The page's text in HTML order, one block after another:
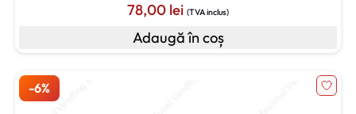
78,00 lei (TVA inclus)
Adaugă în coș